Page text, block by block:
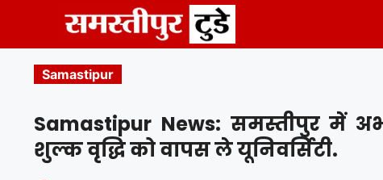
content
Samastipur
Samastipur News: समस्तीपुर में
शुल्क वृद्धि को वापस ले यूनिवर्सिटी.